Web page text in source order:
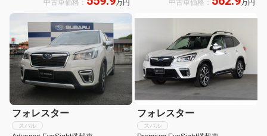
中古車価格： 万円
電動リアゲート 全ートヒーター
中古車価格： 万円
フォレスター
スバル
フォレスター
スバル